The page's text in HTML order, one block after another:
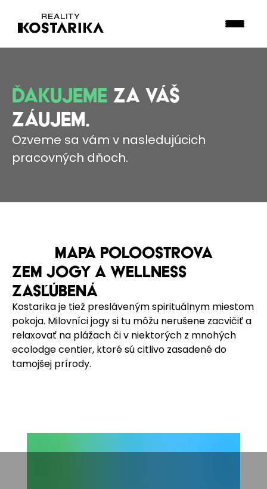
ĎAKUJEME ZA VÁŠ
ZÁUJEM.
Ozveme sa vám v nasledujúcich
pracovných dňoch.
MAPA POLOOSTROVA
ZEM JOGY A WELLNESS
ZASľÚBENÁ
Kostarika je tiež presláveným spirituálnym miestom
pokoja. Milovníci jogy si tu môžu nerušene zacvičiť a
relaxovať na plážach či v niektorých z mnohých
ecolodge centier, ktoré sú citlivo zasadené do
tamojšej prírody.